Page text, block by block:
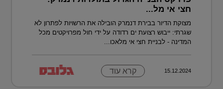
חצי אי מל...
מצוקת הדיור בבירת דנמרק הובילה את הרשויות לפתרון לא
שגרתי: ייבוש רצועת ים רדודה על ידי חול מפרויקטים מכל
המדינה - לבניית חצי אי מלאכו...
15.12.2024 קרא עוד